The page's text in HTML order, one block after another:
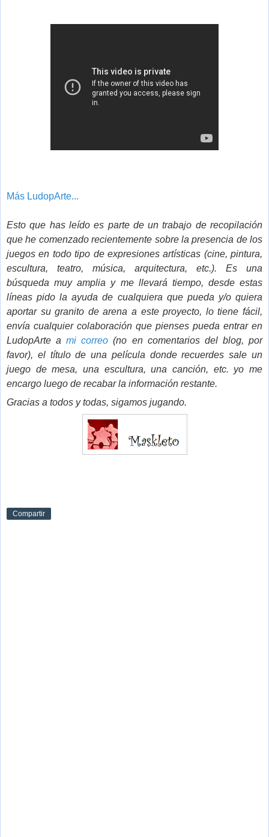
Más LudopArte...
Esto que has leído es parte de un trabajo de recopilación
que he comenzado recientemente sobre la presencia de los
juegos en todo tipo de expresiones artísticas (cine, pintura,
escultura, teatro, música, arquitectura, etc.). Es una
búsqueda muy amplia y me llevará tiempo, desde estas
líneas pido la ayuda de cualquiera que pueda y/o quiera
aportar su granito de arena a este proyecto, lo tiene fácil,
envía cualquier colaboración que pienses pueda entrar en
LudopArte ami correo (no en comentarios del blog, por
favor), el título de una película donde recuerdes sale un
juego de mesa, una escultura, una canción, etc. yo me
encargo luego de recabar la información restante.
Gracias a todos y todas, sigamos jugando.
Compartir